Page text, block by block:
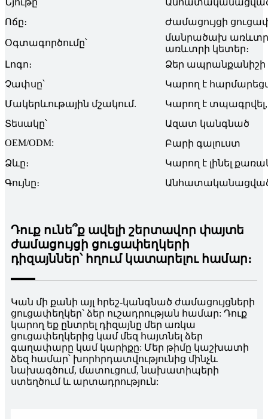
Նյութը՝
Ոճը։
Ժամացույցի
Օգտագործումը՝
մանրածախ
առևտրի կետեր։
Լոգո։
Ձեր ապրանքանիշի
Չափսը՝
Կարող է
Մակերևութային մշակում.
Կարող է
Տեսակը՝
Ազատ կանգնած
OEM/ODM:
Բարի գալուստ
Ձևը։
Կարող է լինել
Գույնը։
Անհատականացված
Դուք ունե՞ք ավելի շերտավոր փայտե
ժամացույցի ցուցափեղկերի
դիզայններ՝ հղում կատարելու համար։
Կան մի քանի այլ հրեշ-կանգնած ժամացույցների
ցուցափեղկեր՝ ձեր ուշադրության համար: Դուք
կարող եք ընտրել դիզայնը մեր առկա
ցուցափեղկերից կամ մեզ հայտնել ձեր
գաղափարը կամ կարիքը: Մեր թիմը կաշխատի
ձեզ համար՝ խորհրդատվությունից մինչև
նախագծում, մատուցում, նախատիպերի
ստեղծում և արտադրություն: